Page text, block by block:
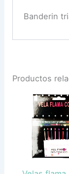
Banderin
Productos